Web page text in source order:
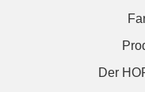
Der